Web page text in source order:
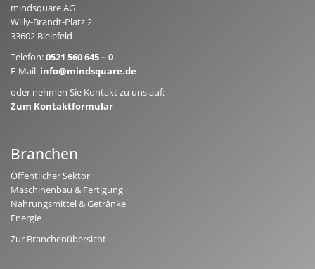
mindsquare AG
Willy-Brandt-Platz 2
33602 Bielefeld
Telefon:0521 560 645 – 0
E-Mail: info@mindsquare.de
oder nehmen Sie Kontakt zu uns auf:
Zum Kontaktformular
Branchen
Öffentlicher Sektor
Maschinenbau & Fertigung
Nahrungsmittel & Getränke
Energie
Zur Branchenübersicht